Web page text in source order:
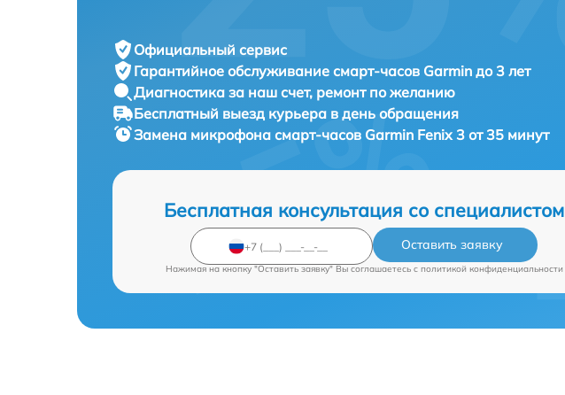
Официальный сервис
Гарантийное обслуживание смарт-часов Garmin до 3 лет
Диагностика за наш счет, ремонт по желанию
Бесплатный выезд курьера в день обращения
Замена микрофона смарт-часов Garmin Fenix 3 от 35 минут
Бесплатная консультация со специалистом
Оставить заявку
Нажимая на кнопку "Оставить заявку" Вы соглашаетесь c политикой конфиденциальности